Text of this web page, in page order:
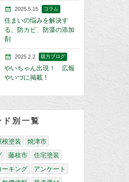
2025.5.15 コラム
住まいの悩みを解決す
る、防カビ、防藻の添加
剤
2025.2.2 親方ブログ
やいちゃん出現！ 広報
やいづに掲載！
ド別一覧
根塗装
焼津市
藤枝市
住宅塗装
ーキング
アンケート